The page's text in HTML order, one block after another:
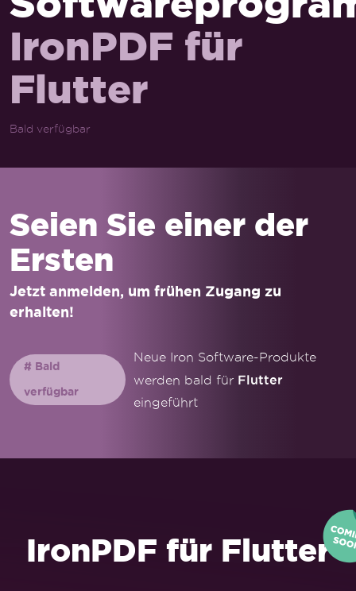
IronPDF für
Flutter
Bald verfügbar
Seien Sie einer der
Ersten
Jetzt anmelden, um frühen Zugang zu
erhalten!
# Bald
verfügbar
Neue Iron Software-Produkte
werden bald für Flutter
eingeführt
IronPDF für Flutter